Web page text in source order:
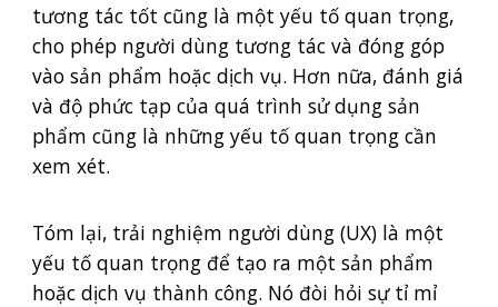
tương tác tốt cũng là một yếu tố quan trọng,
cho phép người dùng tương tác và đóng góp
vào sản phẩm hoặc dịch vụ. Hơn nữa, đánh giá
và độ phức tạp của quá trình sử dụng sản
phẩm cũng là những yếu tố quan trọng cần
xem xét.
Tóm lại, trải nghiệm người dùng (UX) là một
yếu tố quan trọng để tạo ra một sản phẩm
hoặc dịch vụ thành công. Nó đòi hỏi sự tỉ mỉ